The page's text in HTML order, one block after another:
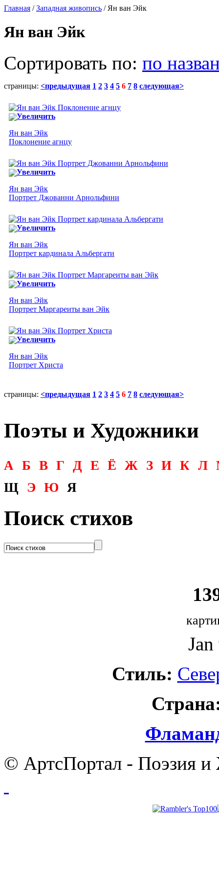
Главная /Западная живопись / Ян ван Эйк
Ян ван Эйк
Сортировать по: по
страницы: <предыдущая 1 2 3 4 5 6 7 8 следующая>
Увеличить
Ян ван Эйк
Поклонение агнцу
Увеличить
Ян ван Эйк
Портрет Джованни Арнольфини
Увеличить
Ян ван Эйк
Портрет кардинала Альбергати
Увеличить
Ян ван Эйк
Портрет Маргареиты ван Эйк
Увеличить
Ян ван Эйк
Портрет Христа
страницы: <предыдущая 1 2 3 4 5 6 7 8 следующая>
Поэты и Художники
А Б В Г Д Е Ё Ж З И К Л
Щ
Э Ю Я
Поиск стихов
Стиль:
© АртсПортал - Поэзия